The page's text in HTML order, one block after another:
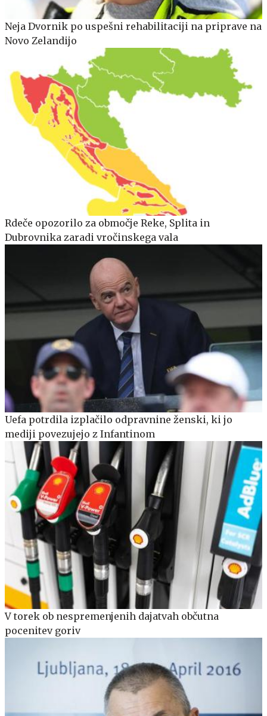
Neja Dvornik po uspešni rehabilitaciji na priprave na
Novo Zelandijo
Rdeče opozorilo za območje Reke, Splita in
Dubrovnika zaradi vročinskega vala
Uefa potrdila izplačilo odpravnine ženski, ki jo
mediji povezujejo z Infantinom
V torek ob nespremenjenih dajatvah občutna
pocenitev goriv